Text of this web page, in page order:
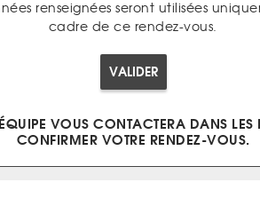
renseignées seront utilisées
cadre de ce rendez-vous.
VALIDER
VOUS CONTACTERA DANS LES
CONFIRMER VOTRE RENDEZ-VOUS.